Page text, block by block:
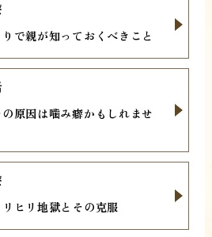
で親が知っておくべきこと
原因は噛み癖かもしれませ
ヒリ地獄とその克服